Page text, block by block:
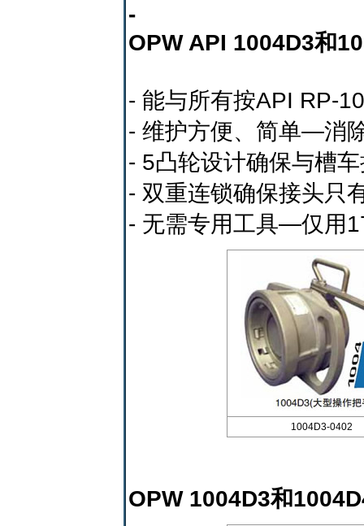
-
OPW API 1004D3和
- 能与所有按API RP-
- 维护方便、简单—消
- 5凸轮设计确保与槽
- 双重连锁确保接头只
- 无需专用工具—仅用
1004D3-0402
OPW 1004D3和